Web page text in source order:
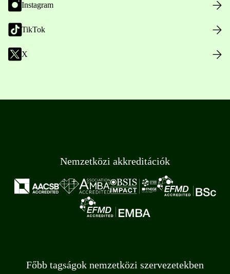
Instagram
TikTok
X
Nemzetközi akkreditációk
Főbb tagságok nemzetközi szervezetekben